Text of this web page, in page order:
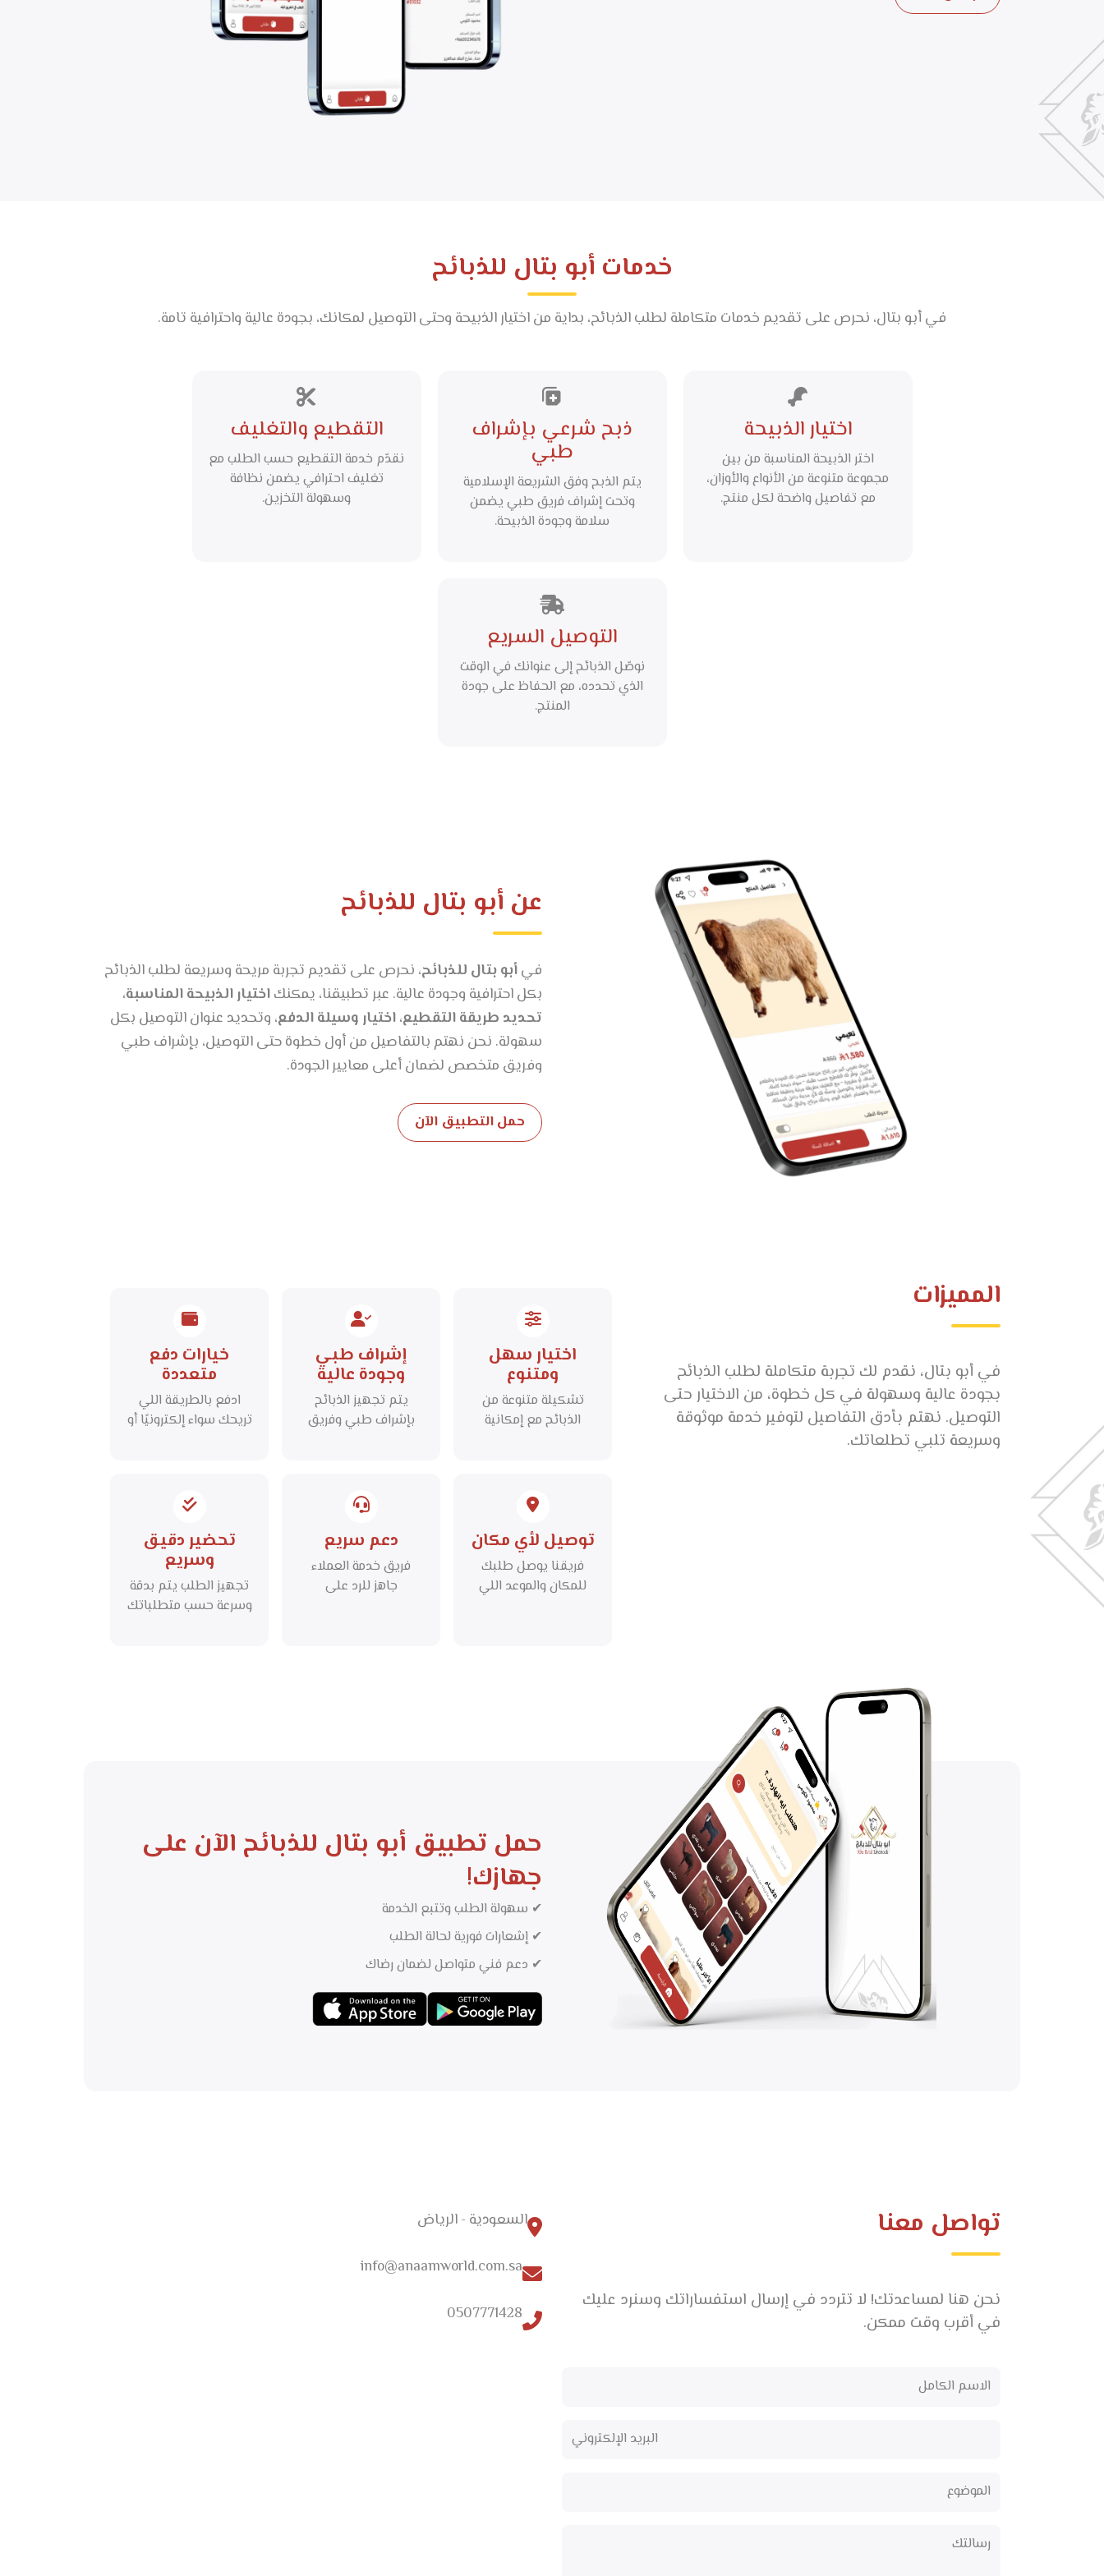
خدمات أبو بتال للذبائح
في أبو بتال، نحرص على تقديم خدمات متكاملة لطلب الذبائح، بداية من اختيار الذبيحة وحتى التوصيل لمكانك، بجودة عالية واحترافية تامة.
اختيار الذبيحة
اختر الذبيحة المناسبة من بين
مجموعة متنوعة من الأنواع والأوزان،
مع تفاصيل واضحة لكل منتج.
ذبح شرعي بإشراف
طبي
يتم الذبح وفق الشريعة الإسلامية
وتحت إشراف فريق طبي يضمن
سلامة وجودة الذبيحة.
التقطيع والتغليف
نقدّم خدمة التقطيع حسب الطلب مع
تغليف احترافي يضمن نظافة
وسهولة التخزين.
التوصيل السريع
نوصّل الذبائح إلى عنوانك في الوقت
الذي تحدده، مع الحفاظ على جودة
المنتج.
عن أبو بتال للذبائح
فيأبو بتال للذبائح، نحرص على تقديم تجربة مريحة وسريعة لطلب الذبائح
بكل احترافية وجودة عالية. عبر تطبيقنا، يمكنكاختيار الذبيحة المناسبة،
تحديد طريقة التقطيع، اختيار وسيلة الدفع، وتحديد عنوان التوصيل بكل
سهولة. نحن نهتم بالتفاصيل من أول خطوة حتى التوصيل، بإشراف طبي
وفريق متخصص لضمان أعلى معايير الجودة.
حمل التطبيق الآن
المميزات
في أبو بتال، نقدم لك تجربة متكاملة لطلب الذبائح
بجودة عالية وسهولة في كل خطوة، من الاختيار حتى
التوصيل. نهتم بأدق التفاصيل لتوفير خدمة موثوقة
وسريعة تلبي تطلعاتك.
اختيار سهل
ومتنوع
تشكيلة متنوعة من
الذبائح مع إمكانية
إشراف طبي
وجودة عالية
يتم تجهيز الذبائح
بإشراف طبي وفريق
خيارات دفع
متعددة
ادفع بالطريقة اللي
تريحك سواء إلكترونيًا أو
توصيل لأي مكان
فريقنا يوصل طلبك
للمكان والموعد اللي
دعم سريع
فريق خدمة العملاء
جاهز للرد على
تحضير دقيق
وسريع
تجهيز الطلب يتم بدقة
وسرعة حسب متطلباتك
حمل تطبيق أبو بتال للذبائح الآن على
جهازك!
✔ سهولة الطلب وتتبع الخدمة
✔ إشعارات فورية لحالة الطلب
✔ دعم فني متواصل لضمان رضاك
تواصل معنا
نحن هنا لمساعدتك! لا تتردد في إرسال استفساراتك وسنرد عليك
في أقرب وقت ممكن.
السعودية - الرياض
info@anaamworld.com.sa
0507771428